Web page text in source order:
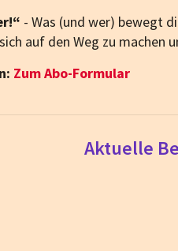
- Was (und wer) bewegt
auf den Weg zu machen
Zum Abo-Formular
Aktuelle